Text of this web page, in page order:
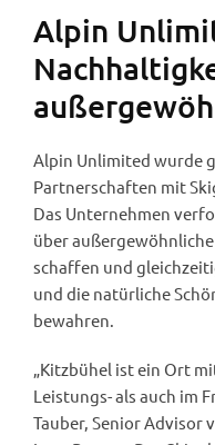
Alpin
Alpin Unlimited wurde
Partnerschaften mit
Das Unternehmen
über
schaffen und
und die natürliche
bewahren.
„Kitzbühel ist ein Ort
Leistungs- als auch im
Tauber, Senior Advisor